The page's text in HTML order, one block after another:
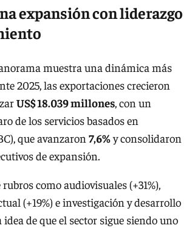
expansión con liderazgo
muestra una dinámica más
2025, las exportaciones crecieron
US$ 18.039 millones , con un
de los servicios basados en
que avanzaron 7,6%y consolidaron
de expansión.
como audiovisuales (+31%),
(+19%) e investigación y desarrollo
idea de que el sector sigue siendo uno